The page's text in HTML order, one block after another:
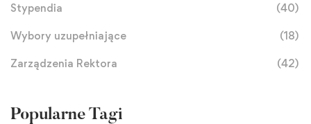
Stypendia (40)
Wybory uzupełniające (18)
Zarządzenia Rektora (42)
Popularne Tagi